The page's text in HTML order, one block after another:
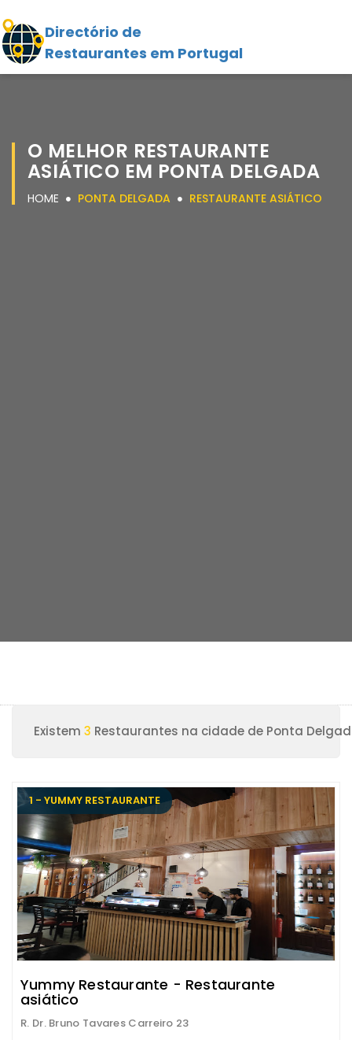
Directório de
Restaurantes em Portugal
O MELHOR RESTAURANTE
ASIÁTICO EM PONTA DELGADA
HOME PONTA DELGADA RESTAURANTE ASIÁTICO
Existem 3 Restaurantes na cidade de Ponta
1 - YUMMY RESTAURANTE
Yummy Restaurante - Restaurante
asiático
R. Dr. Bruno Tavares Carreiro 23